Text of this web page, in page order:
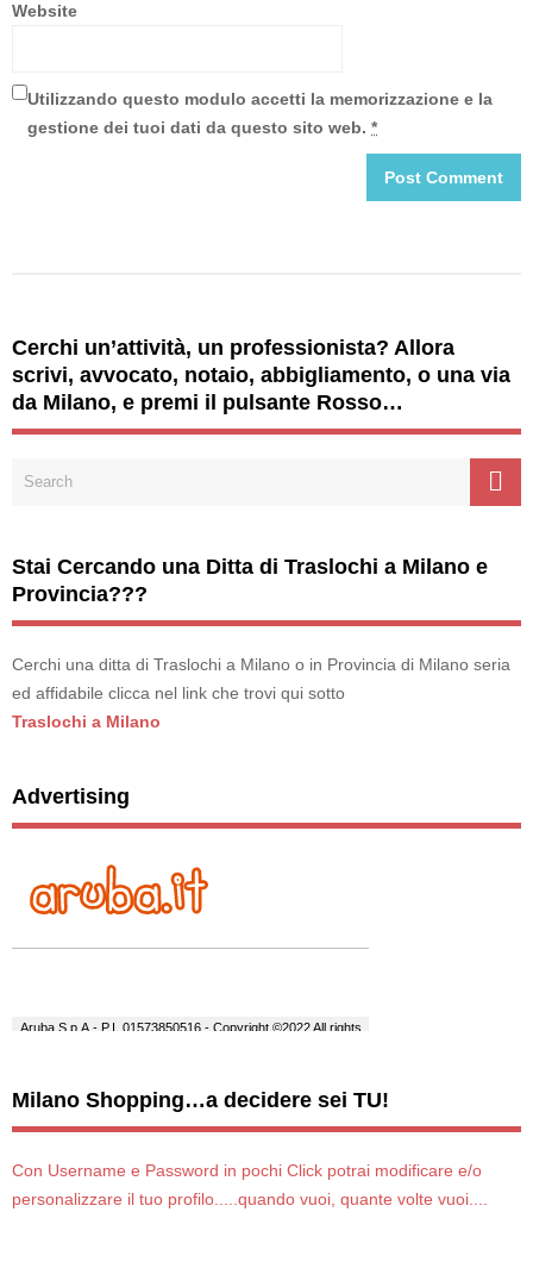
Website
Utilizzando questo modulo accetti la memorizzazione e la
gestione dei tuoi dati da questo sito web. *
Cerchi un’attività, un professionista? Allora
scrivi, avvocato, notaio, abbigliamento, o una via
da Milano, e premi il pulsante Rosso…
Stai Cercando una Ditta di Traslochi a Milano e
Provincia???
Cerchi una ditta di Traslochi a Milano o in Provincia di Milano seria
ed affidabile clicca nel link che trovi qui sotto
Traslochi a Milano
Advertising
Milano Shopping…a decidere sei TU!
Con Username e Password in pochi Click potrai modificare e/o
personalizzare il tuo profilo.....quando vuoi, quante volte vuoi....